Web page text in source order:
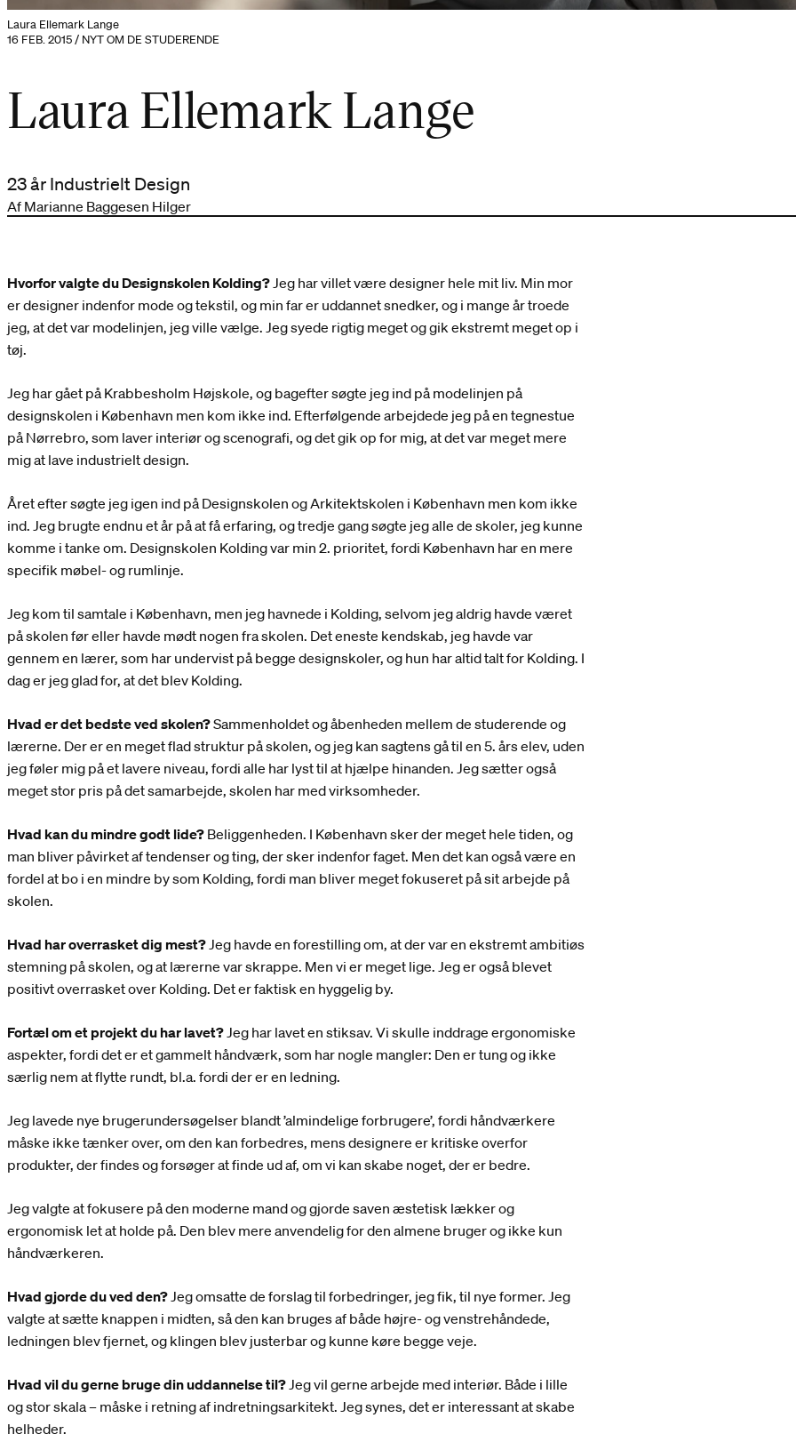
Laura Ellemark Lange
16 FEB. 2015 / NYT OM DE STUDERENDE
Laura Ellemark Lange
23 år Industrielt Design
Af Marianne Baggesen Hilger
Hvorfor valgte du Designskolen Kolding? Jeg har villet være designer hele mit liv. Min mor
er designer indenfor mode og tekstil, og min far er uddannet snedker, og i mange år troede
jeg, at det var modelinjen, jeg ville vælge. Jeg syede rigtig meget og gik ekstremt meget op i
tøj.
Jeg har gået på Krabbesholm Højskole, og bagefter søgte jeg ind på modelinjen på
designskolen i København men kom ikke ind. Efterfølgende arbejdede jeg på en tegnestue
på Nørrebro, som laver interiør og scenografi, og det gik op for mig, at det var meget mere
mig at lave industrielt design.
Året efter søgte jeg igen ind på Designskolen og Arkitektskolen i København men kom ikke
ind. Jeg brugte endnu et år på at få erfaring, og tredje gang søgte jeg alle de skoler, jeg kunne
komme i tanke om. Designskolen Kolding var min 2. prioritet, fordi København har en mere
specifik møbel- og rumlinje.
Jeg kom til samtale i København, men jeg havnede i Kolding, selvom jeg aldrig havde været
på skolen før eller havde mødt nogen fra skolen. Det eneste kendskab, jeg havde var
gennem en lærer, som har undervist på begge designskoler, og hun har altid talt for Kolding. I
dag er jeg glad for, at det blev Kolding.
Hvad er det bedste ved skolen?Sammenholdet og åbenheden mellem de studerende og
lærerne. Der er en meget flad struktur på skolen, og jeg kan sagtens gå til en 5. års elev, uden
jeg føler mig på et lavere niveau, fordi alle har lyst til at hjælpe hinanden. Jeg sætter også
meget stor pris på det samarbejde, skolen har med virksomheder.
Hvad kan du mindre godt lide? Beliggenheden. I København sker der meget hele tiden, og
man bliver påvirket af tendenser og ting, der sker indenfor faget. Men det kan også være en
fordel at bo i en mindre by som Kolding, fordi man bliver meget fokuseret på sit arbejde på
skolen.
Hvad har overrasket dig mest? Jeg havde en forestilling om, at der var en ekstremt ambitiøs
stemning på skolen, og at lærerne var skrappe. Men vi er meget lige. Jeg er også blevet
positivt overrasket over Kolding. Det er faktisk en hyggelig by.
Fortæl om et projekt du har lavet? Jeg har lavet en stiksav. Vi skulle inddrage ergonomiske
aspekter, fordi det er et gammelt håndværk, som har nogle mangler: Den er tung og ikke
særlig nem at flytte rundt, bl.a. fordi der er en ledning.
Jeg lavede nye brugerundersøgelser blandt ’almindelige forbrugere’, fordi håndværkere
måske ikke tænker over, om den kan forbedres, mens designere er kritiske overfor
produkter, der findes og forsøger at finde ud af, om vi kan skabe noget, der er bedre.
Jeg valgte at fokusere på den moderne mand og gjorde saven æstetisk lækker og
ergonomisk let at holde på. Den blev mere anvendelig for den almene bruger og ikke kun
håndværkeren.
Hvad gjorde du ved den? Jeg omsatte de forslag til forbedringer, jeg fik, til nye former. Jeg
valgte at sætte knappen i midten, så den kan bruges af både højre- og venstrehåndede,
ledningen blev fjernet, og klingen blev justerbar og kunne køre begge veje.
Hvad vil du gerne bruge din uddannelse til? Jeg vil gerne arbejde med interiør. Både i lille
og stor skala – måske i retning af indretningsarkitekt. Jeg synes, det er interessant at skabe
helheder.